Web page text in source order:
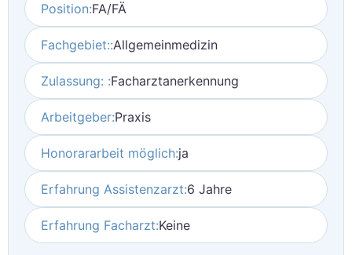
Position:FA/FÄ
Fachgebiet::Allgemeinmedizin
Zulassung: :Facharztanerkennung
Arbeitgeber:Praxis
Honorararbeit möglich:ja
Erfahrung Assistenzarzt:6 Jahre
Erfahrung Facharzt:Keine